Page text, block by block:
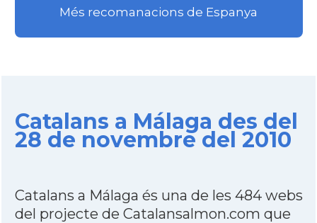
Més recomanacions de Espanya
Catalans a Málaga des del
28 de novembre del 2010
Catalans a Málaga és una de les 484 webs
del projecte de Catalansalmon.com que